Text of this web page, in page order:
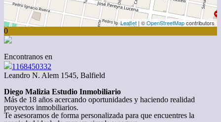
Leaflet | ©OpenStreetMapcontributors
0
Encontranos en
1168450332
Leandro N. Alem 1545, Balfield
Diego Malizia Estudio Inmobiliario
Más de 18 años acercando oportunidades y haciendo realidad
proyectos inmobiliarios.
Te asesoramos de forma personalizada para que encuentres la